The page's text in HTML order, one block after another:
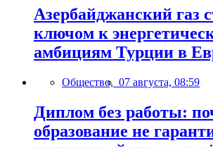
Азербайджанский газ
ключом к
амбициям Турции в
Общество, 07 августа, 08:59
Диплом без работы:
образование не